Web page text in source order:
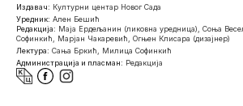
Издавач: Културни центар Новог Сада
Уредник: Ален Бешић
Редакција: Маја Ердељанин (ликовна уредница), Соња
Софинкић, Марјан Чакаревић, Огњен Клисара (дизајнер)
Лектура: Сања Бркић, Милица Софинкић
Администрација и пласман: Редакција